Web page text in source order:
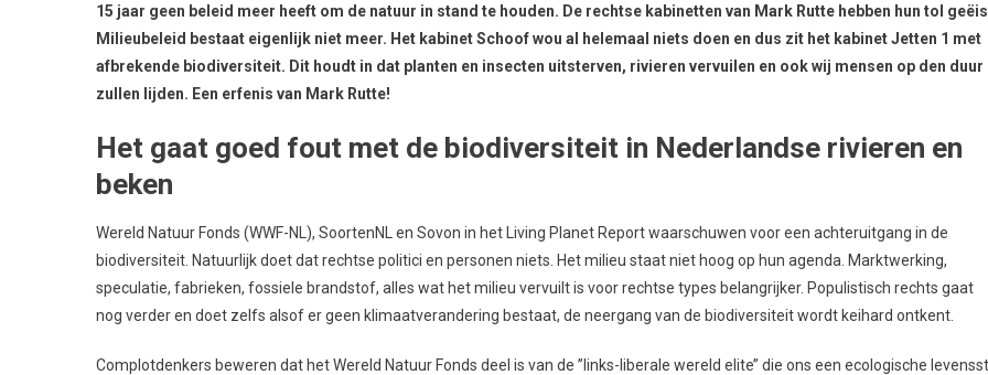
15 jaar geen beleid meer heeft om de natuur in stand te houden. De rechtse kabinetten van Mark Rutte hebben hun tol
Milieubeleid bestaat eigenlijk niet meer. Het kabinet Schoof wou al helemaal niets doen en dus zit het kabinet Jetten 1 met
afbrekende biodiversiteit. Dit houdt in dat planten en insecten uitsterven, rivieren vervuilen en ook wij mensen op den duur
zullen lijden. Een erfenis van Mark Rutte!
Het gaat goed fout met de biodiversiteit in Nederlandse rivieren en
beken
Wereld Natuur Fonds (WWF-NL), SoortenNL en Sovon in het Living Planet Report waarschuwen voor een achteruitgang in de
biodiversiteit. Natuurlijk doet dat rechtse politici en personen niets. Het milieu staat niet hoog op hun agenda. Marktwerking,
speculatie, fabrieken, fossiele brandstof, alles wat het milieu vervuilt is voor rechtse types belangrijker. Populistisch rechts gaat
nog verder en doet zelfs alsof er geen klimaatverandering bestaat, de neergang van de biodiversiteit wordt keihard ontkent.
Complotdenkers beweren dat het Wereld Natuur Fonds deel is van de ’’links-liberale wereld elite’’ die ons een ecologische